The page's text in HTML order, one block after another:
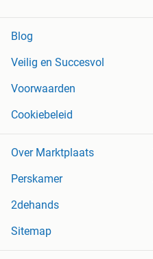
Blog
Veilig en Succesvol
Voorwaarden
Cookiebeleid
Over Marktplaats
Perskamer
2dehands
Sitemap